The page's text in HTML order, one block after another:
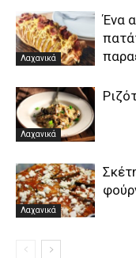
Λαχανικά
Ένα
Λαχανικά
Λαχανικά